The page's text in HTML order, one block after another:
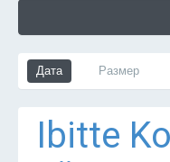
Дата Размер
Ibitte